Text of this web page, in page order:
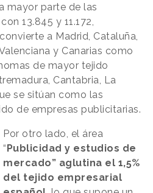
mayor parte de las
13.845 y 11.172,
a Madrid, Cataluña,
y Canarias como
de mayor tejido
Cantabria, La
se sitúan como las
de empresas publicitarias.
Por otro lado, el área
“Publicidad y estudios de
mercado” aglutina el 1,5%
del tejido empresarial